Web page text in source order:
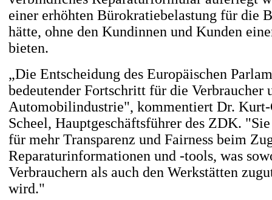
einer erhöhten Bürokratiebelastung für die
hätte, ohne den Kundinnen und Kunden
bieten.
„Die Entscheidung des Europäischen
bedeutender Fortschritt für die Verbraucher
Automobilindustrie", kommentiert Dr.
Scheel, Hauptgeschäftsführer des ZDK.
für mehr Transparenz und Fairness beim
Reparaturinformationen und -tools, was
Verbrauchern als auch den Werkstätten
wird."